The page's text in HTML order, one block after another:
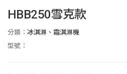
HBB250雪克款
分類： 冰淇淋、霜淇淋機
型號：